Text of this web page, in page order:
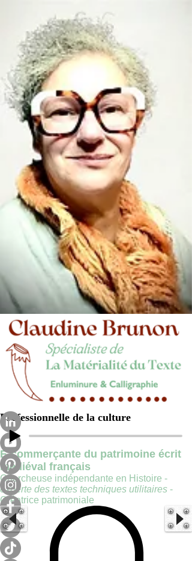
Professionnelle de la culture
E-commerçante du patrimoine écrit
médiéval français
Chercheuse indépendante en Histoire -
experte des textes techniques utilitaires -
Créatrice patrimoniale